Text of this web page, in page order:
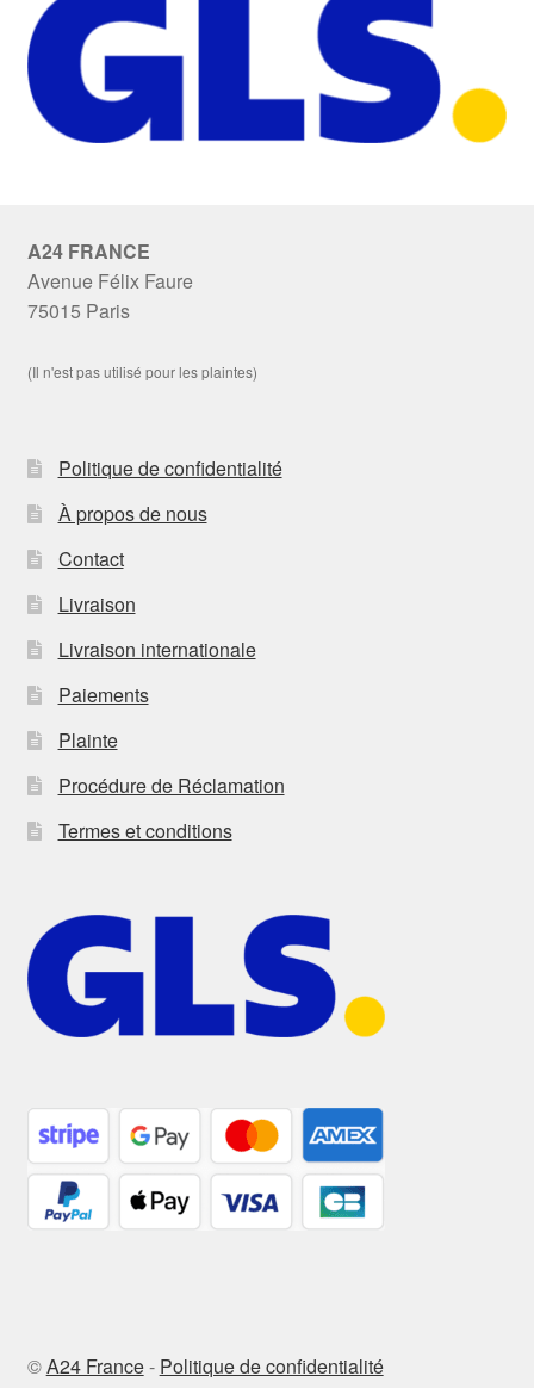
A24 FRANCE
Avenue Félix Faure
75015 Paris
(Il n'est pas utilisé pour les plaintes)
Politique de confidentialité
À propos de nous
Contact
Livraison
Livraison internationale
Paiements
Plainte
Procédure de Réclamation
Termes et conditions
©A24 France- Politique de confidentialité